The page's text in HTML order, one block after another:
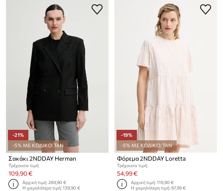
-21%
-5% ΜΕ ΚΩΔΙΚΟ: TAN
Σακάκι 2NDDAY Herman
Τρέχουσα τιμή:
109,90 €
Αρχική τιμή:269,90 €
Η χαμηλότερη τιμή:139,90 €
-19%
-5% ΜΕ ΚΩΔΙΚΟ: TAN
Φόρεμα 2NDDAY Loretta
Τρέχουσα τιμή:
54,99 €
Αρχική τιμή:119,90 €
Η χαμηλότερη τιμή:67,99 €